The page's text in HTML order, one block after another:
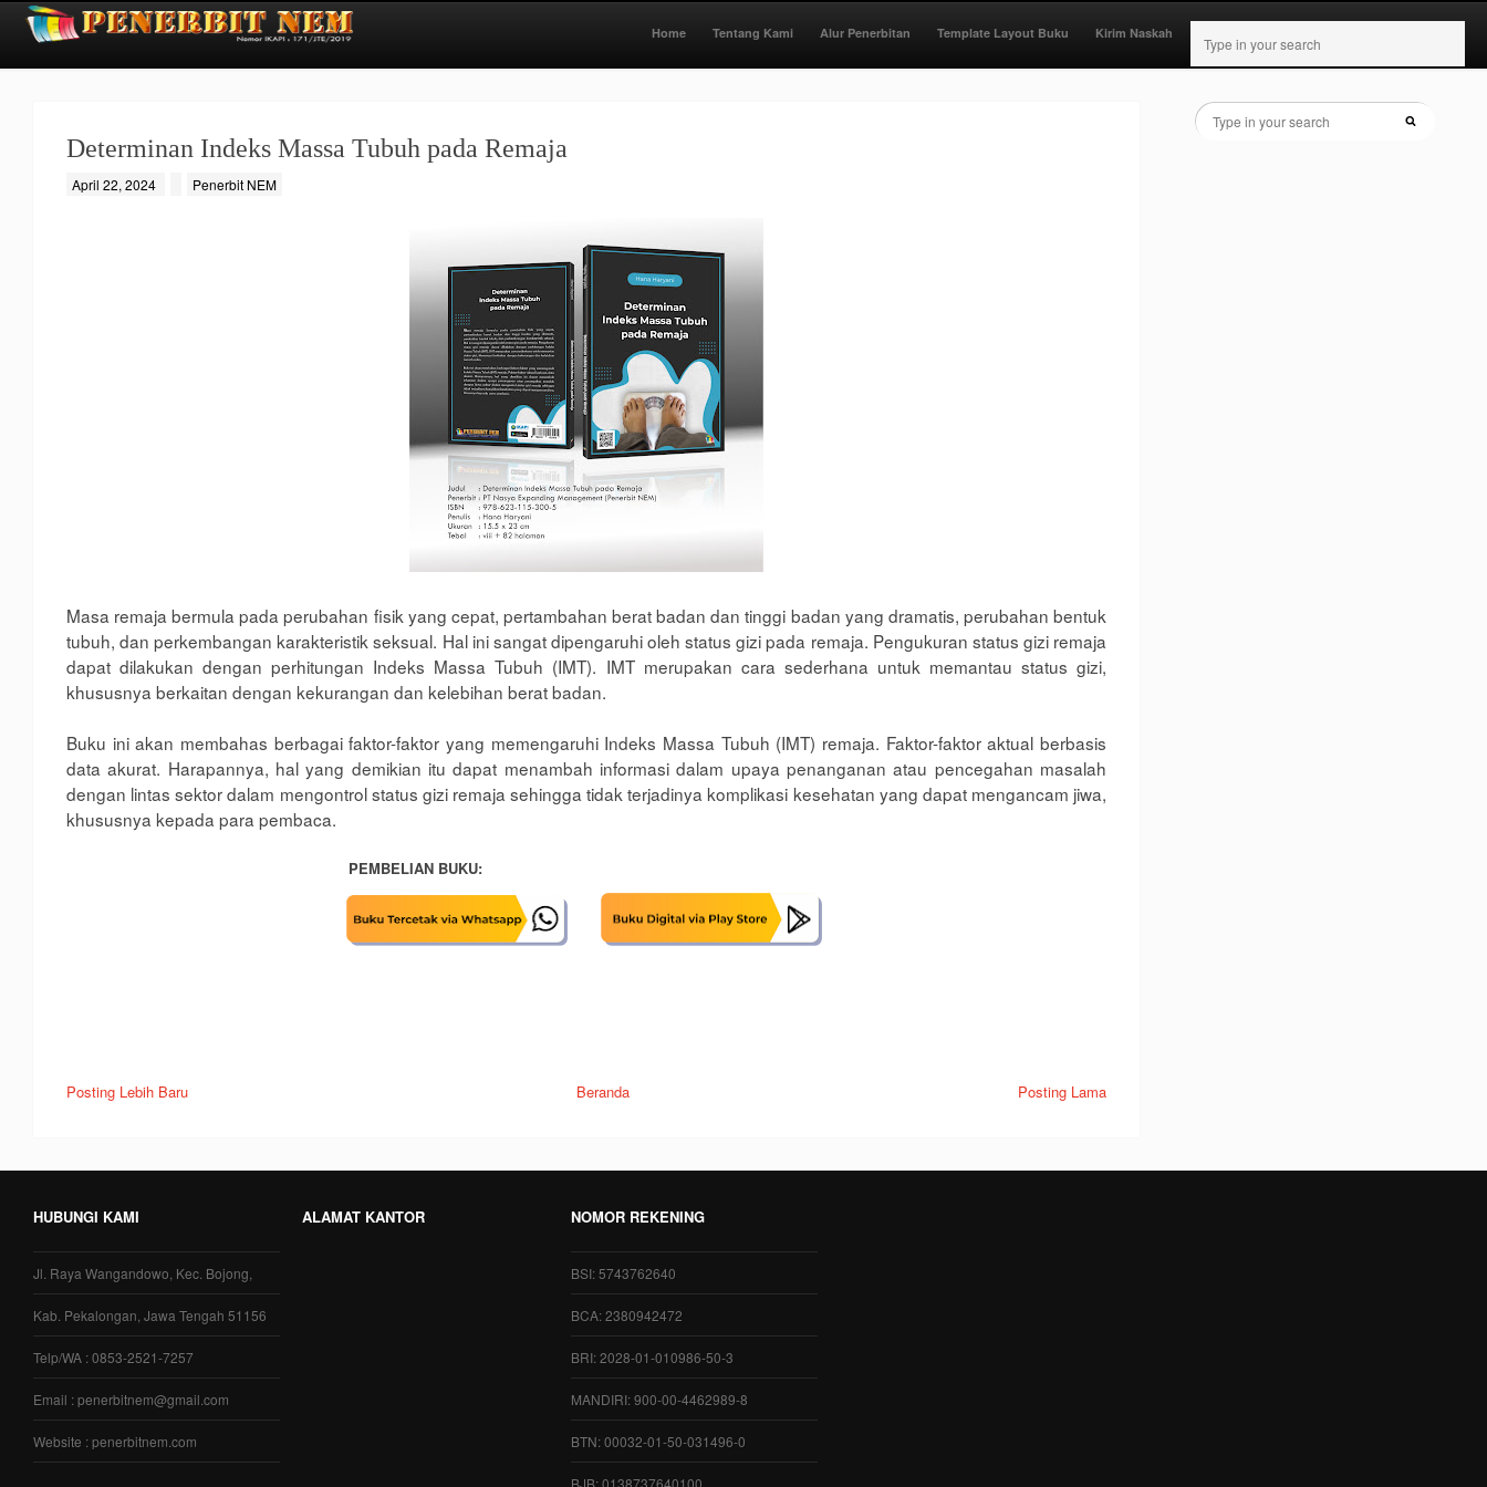
Home Tentang Kami Alur Penerbitan Template Layout Buku Kirim Naskah
Determinan Indeks Massa Tubuh pada Remaja
April 22, 2024 Penerbit NEM
Masa remaja bermula pada perubahan fisik yang cepat, pertambahan berat badan dan tinggi badan yang dramatis, perubahan bentuk
tubuh, dan perkembangan karakteristik seksual. Hal ini sangat dipengaruhi oleh status gizi pada remaja. Pengukuran status gizi remaja
dapat dilakukan dengan perhitungan Indeks Massa Tubuh (IMT). IMT merupakan cara sederhana untuk memantau status gizi,
khususnya berkaitan dengan kekurangan dan kelebihan berat badan.
Buku ini akan membahas berbagai faktor-faktor yang memengaruhi Indeks Massa Tubuh (IMT) remaja. Faktor-faktor aktual berbasis
data akurat. Harapannya, hal yang demikian itu dapat menambah informasi dalam upaya penanganan atau pencegahan masalah
dengan lintas sektor dalam mengontrol status gizi remaja sehingga tidak terjadinya komplikasi kesehatan yang dapat mengancam jiwa,
khususnya kepada para pembaca.
PEMBELIAN BUKU:
Posting Lebih Baru Beranda Posting Lama
HUBUNGI KAMI
Jl. Raya Wangandowo, Kec. Bojong,
Kab. Pekalongan, Jawa Tengah 51156
Telp/WA : 0853-2521-7257
Email : penerbitnem@gmail.com
Website : penerbitnem.com
ALAMAT KANTOR NOMOR REKENING
BSI: 5743762640
BCA: 2380942472
BRI: 2028-01-010986-50-3
MANDIRI: 900-00-4462989-8
BTN: 00032-01-50-031496-0